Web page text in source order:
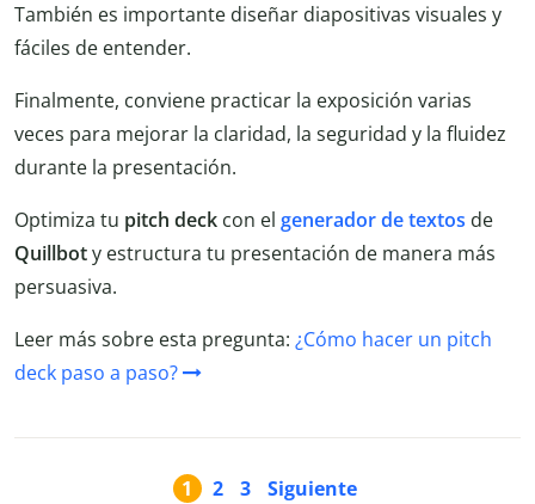
También es importante diseñar diapositivas visuales y
fáciles de entender.
Finalmente, conviene practicar la exposición varias
veces para mejorar la claridad, la seguridad y la fluidez
durante la presentación.
Optimiza tu pitch deck con el generador de textos de
Quillboty estructura tu presentación de manera más
persuasiva.
Leer más sobre esta pregunta: ¿Cómo hacer un pitch
deck paso a paso?
1 2 3 Siguiente